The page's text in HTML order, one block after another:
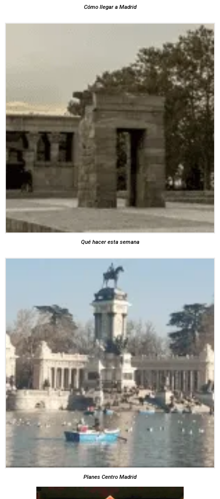
Cómo llegar a Madrid
Qué hacer esta semana
Planes Centro Madrid